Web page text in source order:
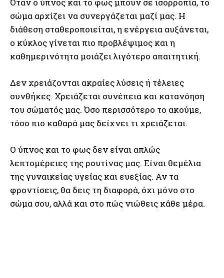
σώμα αρχίζει να συνεργάζεται μαζί μας. Η
διάθεση σταθεροποιείται, η ενέργεια αυξάνεται,
ο κύκλος γίνεται πιο προβλέψιμος και η
καθημερινότητα μοιάζει λιγότερο απαιτητική.
Δεν χρειάζονται ακραίες λύσεις ή τέλειες
συνθήκες. Χρειάζεται συνέπεια και κατανόηση
του σώματός μας. Όσο περισσότερο το ακούμε,
τόσο πιο καθαρά μας δείχνει τι χρειάζεται.
Ο ύπνος και το φως δεν είναι απλώς
λεπτομέρειες της ρουτίνας μας. Είναι θεμέλια
της γυναικείας υγείας και ευεξίας. Αν τα
φροντίσεις, θα δεις τη διαφορά, όχι μόνο στο
σώμα σου, αλλά και στο πώς νιώθεις κάθε μέρα.